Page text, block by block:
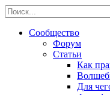
Сообщество
Форум
Статьи
Как
Для